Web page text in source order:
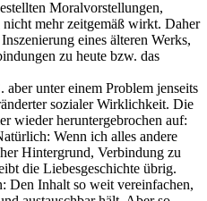
Moralvorstellungen,
mehr zeitgemäß wirkt. Daher
eines älteren Werks,
zu heute bzw. das
aber unter einem Problem jenseits
sozialer Wirklichkeit. Die
wieder heruntergebrochen auf:
Wenn ich alles andere
Hintergrund, Verbindung zu
die Liebesgeschichte übrig.
Den Inhalt so weit vereinfachen,